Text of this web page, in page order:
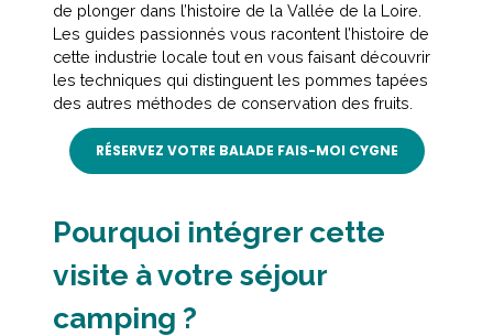
de plonger dans l’histoire de la Vallée de la Loire.
Les guides passionnés vous racontent l’histoire de
cette industrie locale tout en vous faisant découvrir
les techniques qui distinguent les pommes tapées
des autres méthodes de conservation des fruits.
RÉSERVEZ VOTRE BALADE FAIS-MOI CYGNE
Pourquoi intégrer cette
visite à votre séjour
camping ?